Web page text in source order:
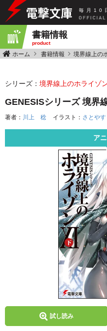
毎 月 10
書籍情報
product
ホーム 書籍情報 境界線上の
シリーズ： 境界線上のホライゾ
GENESISシリーズ 境界
著者： 川上 稔 イラスト： さとやす
ア
試し読み